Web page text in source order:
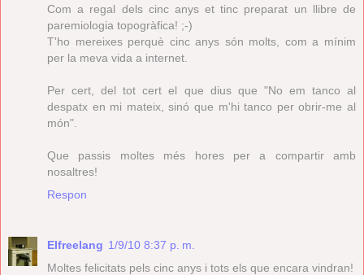
Com a regal dels cinc anys et tinc preparat un llibre de
paremiologia topogràfica! ;-)
T'ho mereixes perquè cinc anys són molts, com a mínim
per la meva vida a internet.
Per cert, del tot cert el que dius que "No em tanco al
despatx en mi mateix, sinó que m'hi tanco per obrir-me al
món".
Que passis moltes més hores per a compartir amb
nosaltres!
Respon
Elfreelang 1/9/10 8:37 p. m.
Moltes felicitats pels cinc anys i tots els que encara vindran!